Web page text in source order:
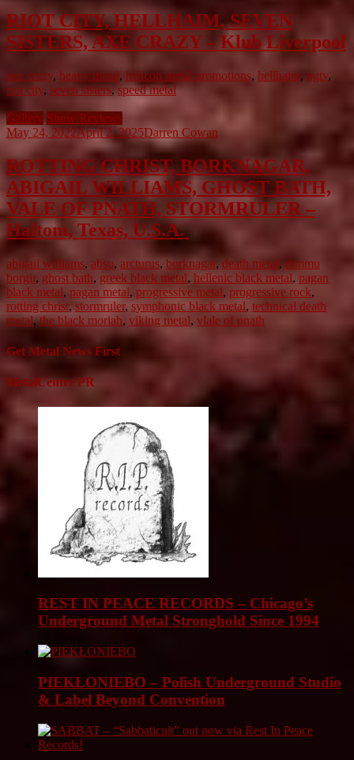
RIOT CITY, HELLHAIM, SEVEN
SISTERS, AXE CRAZY – Klub Liverpool
axe crazy, heavy metal, helicon metal promotions, hellhaim, pgtv,
riot city, seven sisters, speed metal
Gallery Show Reviews
May 24, 2022April 2, 2025Darren Cowan
ROTTING CHRIST, BORKNAGAR,
ABIGAIL WILLIAMS, GHOST BATH,
VALE OF PNATH, STORMRULER –
Haltom, Texas, U.S.A.
abigail williams, absu, arcturus, borknagar, death metal, dimmu
borgir, ghost bath, greek black metal, hellenic black metal, pagan
black metal, pagan metal, progressive metal, progressive rock,
rotting christ, stormruler, symphonic black metal, technical death
metal,the black moriah, viking metal, vlale of pnath
Get Metal News First
MetalCentre PR
REST IN PEACE RECORDS – Chicago’s
Underground Metal Stronghold Since 1994
PIEKŁONIEBO – Polish Underground Studio
& Label Beyond Convention